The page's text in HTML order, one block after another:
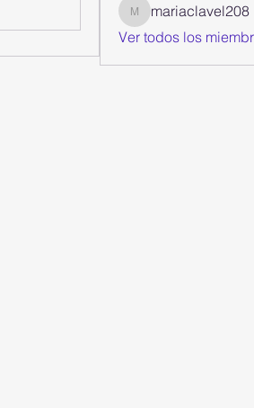
mariaclavel208
mariaclavel208
Ver todos los